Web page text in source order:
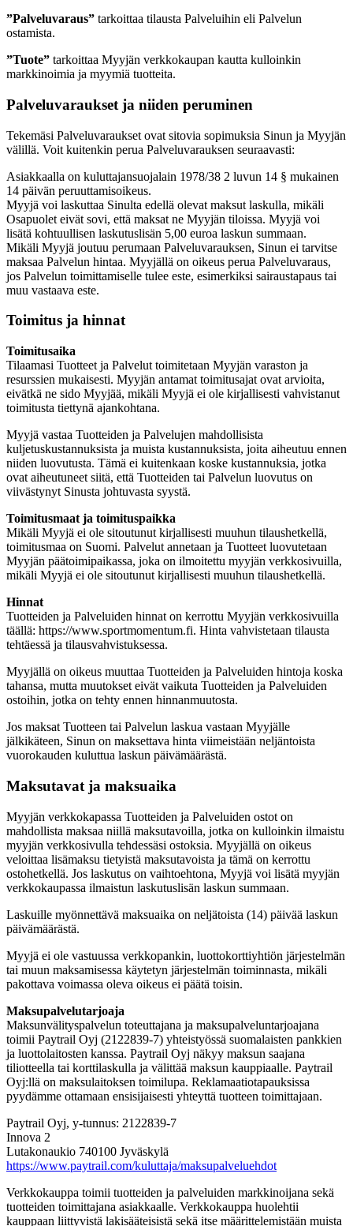
”Palveluvaraus” tarkoittaa tilausta Palveluihin eli Palvelun
ostamista.
”Tuote” tarkoittaa Myyjän verkkokaupan kautta kulloinkin
markkinoimia ja myymiä tuotteita.
Palveluvaraukset ja niiden peruminen
Tekemäsi Palveluvaraukset ovat sitovia sopimuksia Sinun ja Myyjän
välillä. Voit kuitenkin perua Palveluvarauksen seuraavasti:
Asiakkaalla on kuluttajansuojalain 1978/38 2 luvun 14 § mukainen
14 päivän peruuttamisoikeus.
Myyjä voi laskuttaa Sinulta edellä olevat maksut laskulla, mikäli
Osapuolet eivät sovi, että maksat ne Myyjän tiloissa. Myyjä voi
lisätä kohtuullisen laskutuslisän 5,00 euroa laskun summaan.
Mikäli Myyjä joutuu perumaan Palveluvarauksen, Sinun ei tarvitse
maksaa Palvelun hintaa. Myyjällä on oikeus perua Palveluvaraus,
jos Palvelun toimittamiselle tulee este, esimerkiksi sairaustapaus tai
muu vastaava este.
Toimitus ja hinnat
Toimitusaika
Tilaamasi Tuotteet ja Palvelut toimitetaan Myyjän varaston ja
resurssien mukaisesti. Myyjän antamat toimitusajat ovat arvioita,
eivätkä ne sido Myyjää, mikäli Myyjä ei ole kirjallisesti vahvistanut
toimitusta tiettynä ajankohtana.
Myyjä vastaa Tuotteiden ja Palvelujen mahdollisista
kuljetuskustannuksista ja muista kustannuksista, joita aiheutuu ennen
niiden luovutusta. Tämä ei kuitenkaan koske kustannuksia, jotka
ovat aiheutuneet siitä, että Tuotteiden tai Palvelun luovutus on
viivästynyt Sinusta johtuvasta syystä.
Toimitusmaat ja toimituspaikka
Mikäli Myyjä ei ole sitoutunut kirjallisesti muuhun tilaushetkellä,
toimitusmaa on Suomi. Palvelut annetaan ja Tuotteet luovutetaan
Myyjän päätoimipaikassa, joka on ilmoitettu myyjän verkkosivuilla,
mikäli Myyjä ei ole sitoutunut kirjallisesti muuhun tilaushetkellä.
Hinnat
Tuotteiden ja Palveluiden hinnat on kerrottu Myyjän verkkosivuilla
täällä: https://www.sportmomentum.fi. Hinta vahvistetaan tilausta
tehtäessä ja tilausvahvistuksessa.
Myyjällä on oikeus muuttaa Tuotteiden ja Palveluiden hintoja koska
tahansa, mutta muutokset eivät vaikuta Tuotteiden ja Palveluiden
ostoihin, jotka on tehty ennen hinnanmuutosta.
Jos maksat Tuotteen tai Palvelun laskua vastaan Myyjälle
jälkikäteen, Sinun on maksettava hinta viimeistään neljäntoista
vuorokauden kuluttua laskun päivämäärästä.
Maksutavat ja maksuaika
Myyjän verkkokapassa Tuotteiden ja Palveluiden ostot on
mahdollista maksaa niillä maksutavoilla, jotka on kulloinkin ilmaistu
myyjän verkkosivulla tehdessäsi ostoksia. Myyjällä on oikeus
veloittaa lisämaksu tietyistä maksutavoista ja tämä on kerrottu
ostohetkellä. Jos laskutus on vaihtoehtona, Myyjä voi lisätä myyjän
verkkokaupassa ilmaistun laskutuslisän laskun summaan.
Laskuille myönnettävä maksuaika on neljätoista (14) päivää laskun
päivämäärästä.
Myyjä ei ole vastuussa verkkopankin, luottokorttiyhtiön järjestelmän
tai muun maksamisessa käytetyn järjestelmän toiminnasta, mikäli
pakottava voimassa oleva oikeus ei päätä toisin.
Maksupalvelutarjoaja
Maksunvälityspalvelun toteuttajana ja maksupalveluntarjoajana
toimii Paytrail Oyj (2122839-7) yhteistyössä suomalaisten pankkien
ja luottolaitosten kanssa. Paytrail Oyj näkyy maksun saajana
tiliotteella tai korttilaskulla ja välittää maksun kauppiaalle. Paytrail
Oyj:llä on maksulaitoksen toimilupa. Reklamaatiotapauksissa
pyydämme ottamaan ensisijaisesti yhteyttä tuotteen toimittajaan.
Paytrail Oyj, y-tunnus: 2122839-7
Innova 2
Lutakonaukio 740100 Jyväskylä
https://www.paytrail.com/kuluttaja/maksupalveluehdot
Verkkokauppa toimii tuotteiden ja palveluiden markkinoijana sekä
tuotteiden toimittajana asiakkaalle. Verkkokauppa huolehtii
kauppaan liittyvistä lakisääteisistä sekä itse määrittelemistään muista